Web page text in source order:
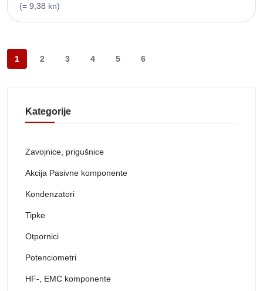
(= 9,38 kn)
1 2 3 4 5 6
Kategorije
Zavojnice, prigušnice
Akcija Pasivne komponente
Kondenzatori
Tipke
Otpornici
Potenciometri
HF-, EMC komponente